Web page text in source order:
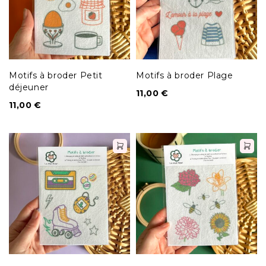
Motifs à broder Petit
déjeuner
11,00€
Motifs à broder Plage
11,00€